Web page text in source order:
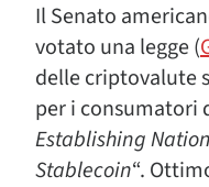
Il Senato
votato una legge (
delle criptovalute
per i consumatori
Establishing
Stablecoin“.